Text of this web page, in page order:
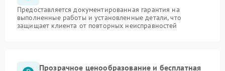
Предоставляется документированная гарантия на
выполненные работы и установленные детали, что
защищает клиента от повторных неисправностей
Прозрачное ценообразование и бесплатная